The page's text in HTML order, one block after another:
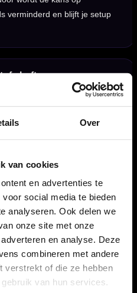
Over
van cookies
en advertenties te
social media te bieden
analyseren. Ook delen we
onze site met onze
en analyse. Deze
combineren met andere
verstrekt of die ze hebben
van hun services.
verminderd en blijft je setup
shafts
werken met kunststof shafts.
ook geschikt voor veel
Clear worden geleverd per
je direct genoeg flights voor
als vervanging, reserve of
je huidige L-Style setup.